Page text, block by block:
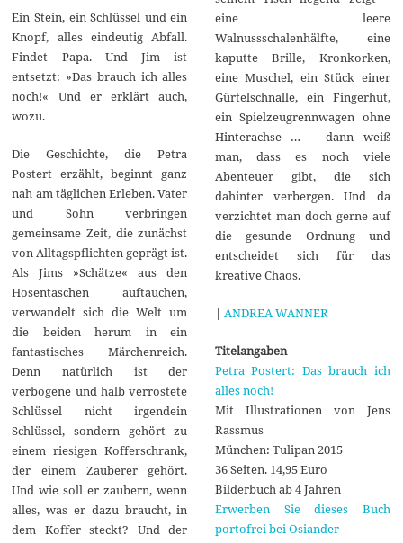
Ein Stein, ein Schlüssel und ein
Knopf, alles eindeutig Abfall.
Findet Papa. Und Jim ist
entsetzt: »Das brauch ich alles
noch!« Und er erklärt auch,
wozu.
Die Geschichte, die Petra
Postert erzählt, beginnt ganz
nah am täglichen Erleben. Vater
und Sohn verbringen
gemeinsame Zeit, die zunächst
von Alltagspflichten geprägt ist.
Als Jims »Schätze« aus den
Hosentaschen auftauchen,
verwandelt sich die Welt um
die beiden herum in ein
fantastisches Märchenreich.
Denn natürlich ist der
verbogene und halb verrostete
Schlüssel nicht irgendein
Schlüssel, sondern gehört zu
einem riesigen Kofferschrank,
der einem Zauberer gehört.
Und wie soll er zaubern, wenn
alles, was er dazu braucht, in
dem Koffer steckt? Und der
eine leere
Walnussschalenhälfte, eine
kaputte Brille, Kronkorken,
eine Muschel, ein Stück einer
Gürtelschnalle, ein Fingerhut,
ein Spielzeugrennwagen ohne
Hinterachse … – dann weiß
man, dass es noch viele
Abenteuer gibt, die sich
dahinter verbergen. Und da
verzichtet man doch gerne auf
die gesunde Ordnung und
entscheidet sich für das
kreative Chaos.
| ANDREA WANNER
Titelangaben
Petra Postert: Das brauch ich
alles noch!
Mit Illustrationen von Jens
Rassmus
München: Tulipan 2015
36 Seiten. 14,95 Euro
Bilderbuch ab 4 Jahren
Erwerben Sie dieses Buch
portofrei bei Osiander